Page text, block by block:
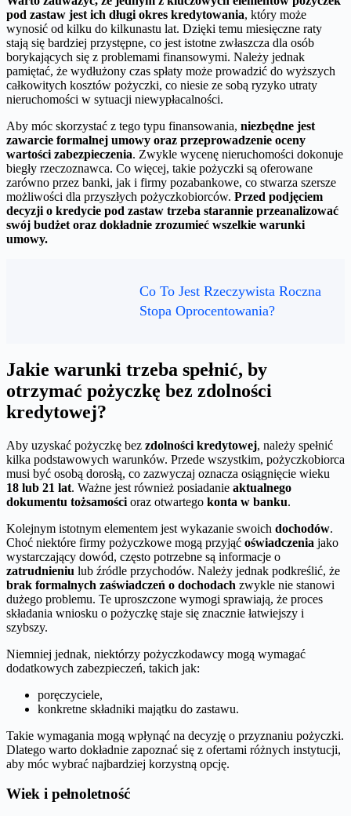
pod zastaw jest ich długi okres kredytowania, który może
wynosić od kilku do kilkunastu lat. Dzięki temu miesięczne raty
stają się bardziej przystępne, co jest istotne zwłaszcza dla osób
borykających się z problemami finansowymi. Należy jednak
pamiętać, że wydłużony czas spłaty może prowadzić do wyższych
całkowitych kosztów pożyczki, co niesie ze sobą ryzyko utraty
nieruchomości w sytuacji niewypłacalności.
Aby móc skorzystać z tego typu finansowania, niezbędne jest
zawarcie formalnej umowy oraz przeprowadzenie oceny
wartości zabezpieczenia. Zwykle wycenę nieruchomości dokonuje
biegły rzeczoznawca. Co więcej, takie pożyczki są oferowane
zarówno przez banki, jak i firmy pozabankowe, co stwarza szersze
możliwości dla przyszłych pożyczkobiorców. Przed podjęciem
decyzji o kredycie pod zastaw trzeba starannie przeanalizować
swój budżet oraz dokładnie zrozumieć wszelkie warunki
umowy.
Co To Jest Rzeczywista Roczna
Stopa Oprocentowania?
Jakie warunki trzeba spełnić, by
otrzymać pożyczkę bez zdolności
kredytowej?
Aby uzyskać pożyczkę bez zdolności kredytowej, należy spełnić
kilka podstawowych warunków. Przede wszystkim, pożyczkobiorca
musi być osobą dorosłą, co zazwyczaj oznacza osiągnięcie wieku
18 lub 21 lat. Ważne jest również posiadanie aktualnego
dokumentu tożsamości oraz otwartego konta w banku.
Kolejnym istotnym elementem jest wykazanie swoich dochodów.
Choć niektóre firmy pożyczkowe mogą przyjąć oświadczenia jako
wystarczający dowód, często potrzebne są informacje o
zatrudnieniu lub źródle przychodów. Należy jednak podkreślić, że
brak formalnych zaświadczeń o dochodach zwykle nie stanowi
dużego problemu. Te uproszczone wymogi sprawiają, że proces
składania wniosku o pożyczkę staje się znacznie łatwiejszy i
szybszy.
Niemniej jednak, niektórzy pożyczkodawcy mogą wymagać
dodatkowych zabezpieczeń, takich jak:
poręczyciele,
konkretne składniki majątku do zastawu.
Takie wymagania mogą wpłynąć na decyzję o przyznaniu pożyczki.
Dlatego warto dokładnie zapoznać się z ofertami różnych instytucji,
aby móc wybrać najbardziej korzystną opcję.
Wiek i pełnoletność